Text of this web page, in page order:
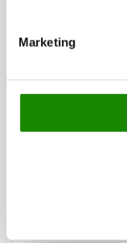
Marketing
3195192305
A4 for laserprin
15,00 kr inkl. moms